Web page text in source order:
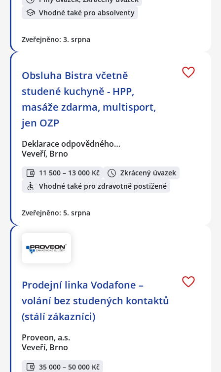
Vhodné také pro absolventy
Zveřejněno: 3. srpna
Obsluha Bistra včetně
studené kuchyně - HPP,
masáže zdarma, multisport,
jen OZP
Deklarace odpovědného…
Veveří, Brno
11 500 – 13 000 Kč
Zkrácený úvazek
Vhodné také pro zdravotně postižené
Zveřejněno: 5. srpna
Prodejní linka Vodafone –
volání bez studených kontaktů
(stálí zákazníci)
Proveon, a.s.
Veveří, Brno
35 000 – 50 000 Kč